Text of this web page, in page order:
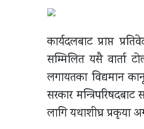
कार्यदलबाट प्राप्त
सम्मिलित यसै वार्ता
लगायतका विद्यमान
सरकार
लागि यथाशीघ्र प्रकृया